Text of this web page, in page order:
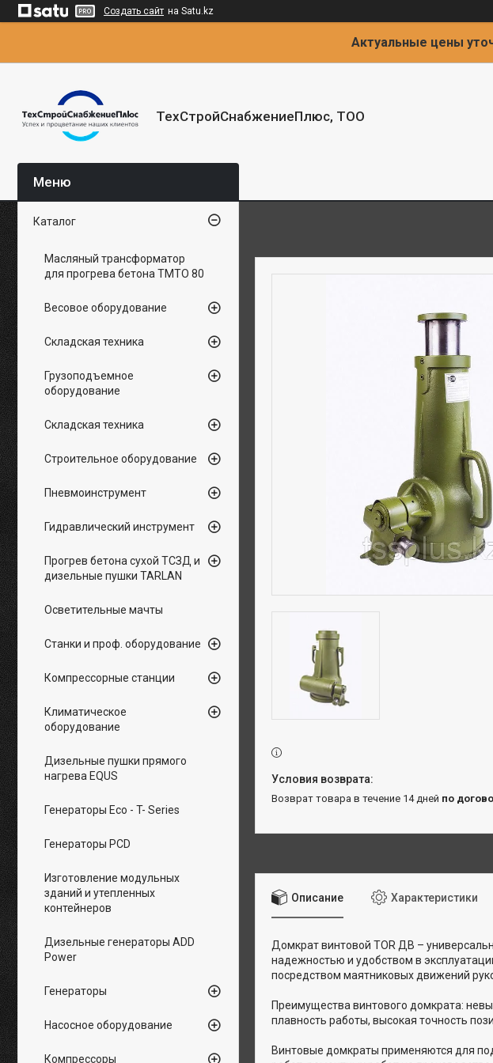
Создать сайт на Satu.kz
Актуальные цены
ТехСтройСнабжениеПлюс, ТОО
возврат товара в течение 14 дней по
Описание Характеристики
Домкрат винтовой TOR ДВ –
надежностью и удобством в
посредством маятниковых движений
Преимущества винтового домкрата:
плавность работы, высокая точность
Винтовые домкраты применяются для
Каталог
Масляный трансформатор
для прогрева бетона ТМТО 80
Весовое оборудование
Складская техника
Грузоподъемное
оборудование
Складская техника
Строительное оборудование
Пневмоинструмент
Гидравлический инструмент
Прогрев бетона сухой ТСЗД и
дизельные пушки TARLAN
Осветительные мачты
Станки и проф. оборудование
Компрессорные станции
Климатическое
оборудование
Дизельные пушки прямого
нагрева EQUS
Генераторы Eco - T- Series
Генераторы PCD
Изготовление модульных
зданий и утепленных
контейнеров
Дизельные генераторы ADD
Power
Генераторы
Насосное оборудование
Компрессоры